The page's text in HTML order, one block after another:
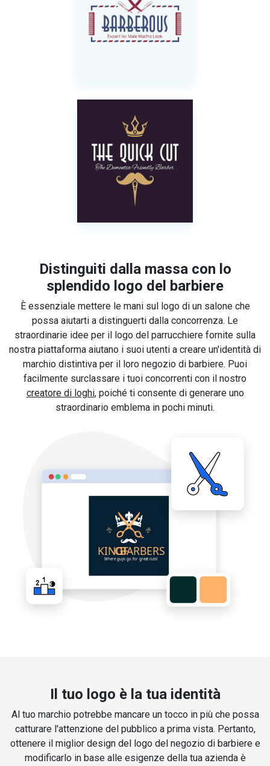
Distinguiti dalla massa con lo
splendido logo del barbiere
È essenziale mettere le mani sul logo di un salone che
possa aiutarti a distinguerti dalla concorrenza. Le
straordinarie idee per il logo del parrucchiere fornite sulla
nostra piattaforma aiutano i suoi utenti a creare un'identità di
marchio distintiva per il loro negozio di barbiere. Puoi
facilmente surclassare i tuoi concorrenti con il nostro
creatore di loghi, poiché ti consente di generare uno
straordinario emblema in pochi minuti.
Il tuo logo è la tua identità
Al tuo marchio potrebbe mancare un tocco in più che possa
catturare l'attenzione del pubblico a prima vista. Pertanto,
ottenere il miglior design del logo del negozio di barbiere e
modificarlo in base alle esigenze della tua azienda è